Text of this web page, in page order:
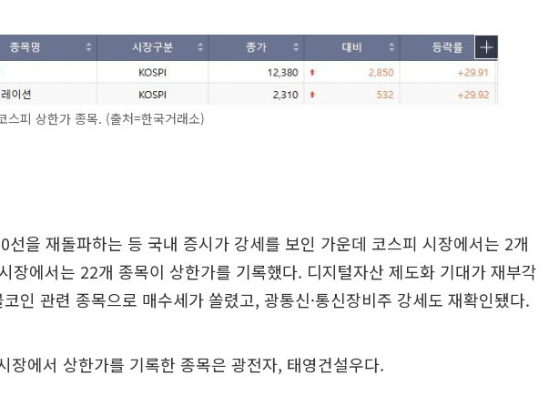
피 상한가 종목. (출처=한국거래소)
선을 재돌파하는 등 국내 증시가 강세를 보인 가운데 코스피 시장에서는 2개
장에서는 22개 종목이 상한가를 기록했다. 디지털자산 제도화 기대가 재부각
인 관련 종목으로 매수세가 쏠렸고, 광통신·통신장비주 강세도 재확인됐다.
장에서 상한가를 기록한 종목은 광전자, 태영건설우다.